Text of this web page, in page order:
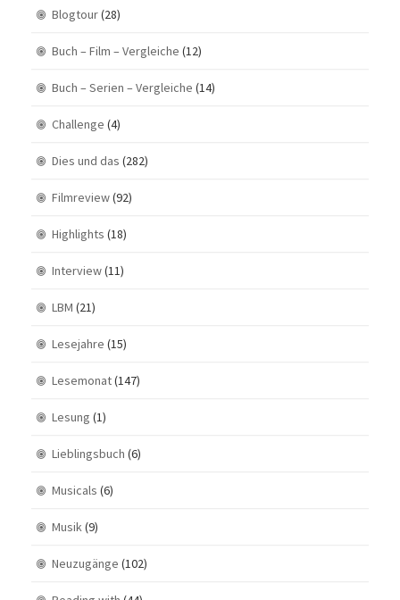
Blogtour(28)
Buch – Film – Vergleiche (12)
Buch – Serien – Vergleiche (14)
Challenge (4)
Dies und das (282)
Filmreview(92)
Highlights (18)
Interview(11)
LBM (21)
Lesejahre (15)
Lesemonat(147)
Lesung (1)
Lieblingsbuch (6)
Musicals (6)
Musik(9)
Neuzugänge (102)